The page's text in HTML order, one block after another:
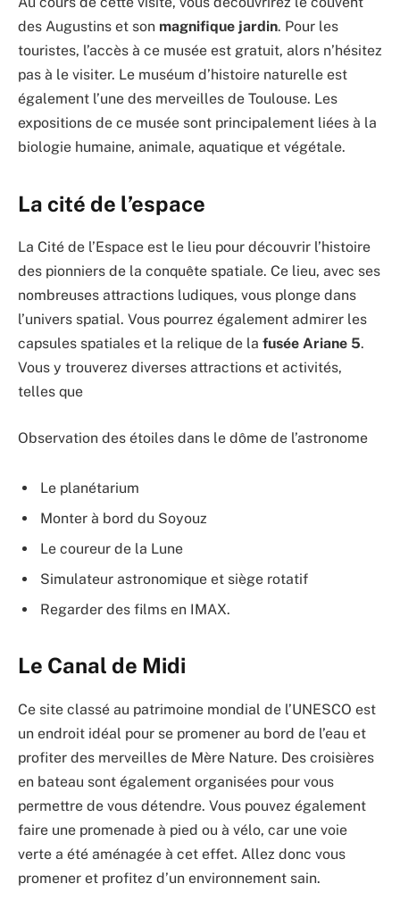
des Augustins et son magnifique jardin. Pour les
touristes, l’accès à ce musée est gratuit, alors n’hésitez
pas à le visiter. Le muséum d’histoire naturelle est
également l’une des merveilles de Toulouse. Les
expositions de ce musée sont principalement liées à la
biologie humaine, animale, aquatique et végétale.
La cité de l’espace
La Cité de l’Espace est le lieu pour découvrir l’histoire
des pionniers de la conquête spatiale. Ce lieu, avec ses
nombreuses attractions ludiques, vous plonge dans
l’univers spatial. Vous pourrez également admirer les
capsules spatiales et la relique de la fusée Ariane 5.
Vous y trouverez diverses attractions et activités,
telles que
Observation des étoiles dans le dôme de l’astronome
Le planétarium
Monter à bord du Soyouz
Le coureur de la Lune
Simulateur astronomique et siège rotatif
Regarder des films en IMAX.
Le Canal de Midi
Ce site classé au patrimoine mondial de l’UNESCO est
un endroit idéal pour se promener au bord de l’eau et
profiter des merveilles de Mère Nature. Des croisières
en bateau sont également organisées pour vous
permettre de vous détendre. Vous pouvez également
faire une promenade à pied ou à vélo, car une voie
verte a été aménagée à cet effet. Allez donc vous
promener et profitez d’un environnement sain.